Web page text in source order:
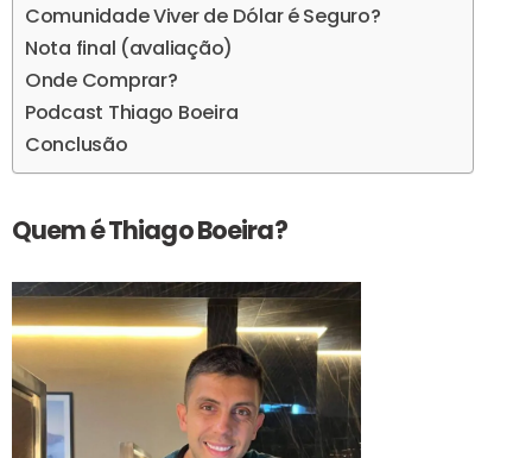
Comunidade Viver de Dólar é Seguro?
Nota final (avaliação)
Onde Comprar?
Podcast Thiago Boeira
Conclusão
Quem é Thiago Boeira?